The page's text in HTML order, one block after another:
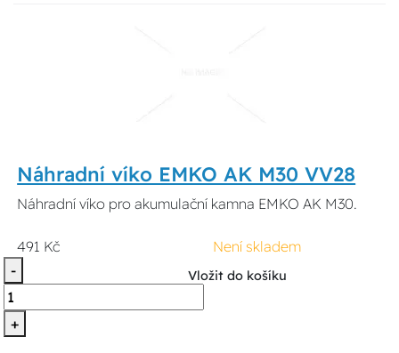
Náhradní víko EMKO AK M30 VV28
Náhradní víko pro akumulační kamna EMKO AK M30.
491 Kč
Není skladem
-
+
Vložit do košíku